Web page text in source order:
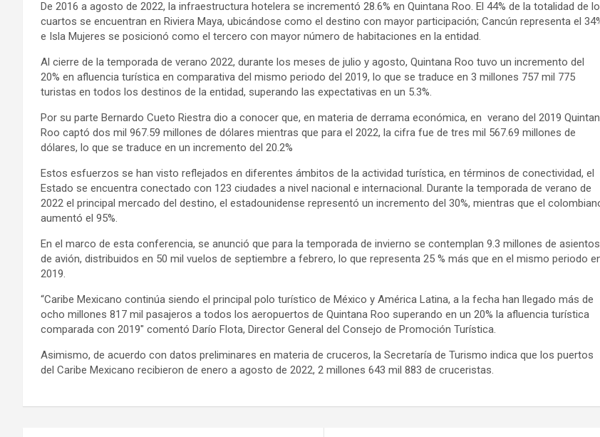
De 2016 a agosto de 2022, la infraestructura hotelera se incrementó 28.6% en Quintana Roo. El 44% de la totalidad de
cuartos se encuentran en Riviera Maya, ubicándose como el destino con mayor participación; Cancún representa el
e Isla Mujeres se posicionó como el tercero con mayor número de habitaciones en la entidad.
Al cierre de la temporada de verano 2022, durante los meses de julio y agosto, Quintana Roo tuvo un incremento del
20% en afluencia turística en comparativa del mismo periodo del 2019, lo que se traduce en 3 millones 757 mil 775
turistas en todos los destinos de la entidad, superando las expectativas en un 5.3%.
Por su parte Bernardo Cueto Riestra dio a conocer que, en materia de derrama económica, en verano del 2019
Roo captó dos mil 967.59 millones de dólares mientras que para el 2022, la cifra fue de tres mil 567.69 millones de
dólares, lo que se traduce en un incremento del 20.2%
Estos esfuerzos se han visto reflejados en diferentes ámbitos de la actividad turística, en términos de conectividad, el
Estado se encuentra conectado con 123 ciudades a nivel nacional e internacional. Durante la temporada de verano de
2022 el principal mercado del destino, el estadounidense representó un incremento del 30%, mientras que el
aumentó el 95%.
En el marco de esta conferencia, se anunció que para la temporada de invierno se contemplan 9.3 millones de asientos
de avión, distribuidos en 50 mil vuelos de septiembre a febrero, lo que representa 25 % más que en el mismo periodo
2019.
“Caribe Mexicano continúa siendo el principal polo turístico de México y América Latina, a la fecha han llegado más de
ocho millones 817 mil pasajeros a todos los aeropuertos de Quintana Roo superando en un 20% la afluencia turística
comparada con 2019″ comentó Darío Flota, Director General del Consejo de Promoción Turística.
Asimismo, de acuerdo con datos preliminares en materia de cruceros, la Secretaría de Turismo indica que los puertos
del Caribe Mexicano recibieron de enero a agosto de 2022, 2 millones 643 mil 883 de cruceristas.